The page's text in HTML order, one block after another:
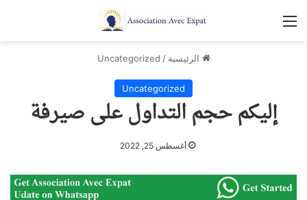
القائمة
الرئيسية /
Uncategorized
Uncategorized
إليكم حجم التداول على صيرفة
أغسطس 25, 2022